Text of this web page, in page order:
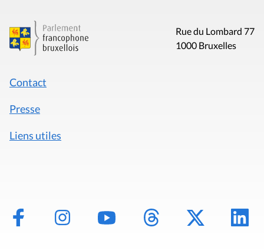
Rue du Lombard 77
1000 Bruxelles
Contact
Presse
Liens utiles